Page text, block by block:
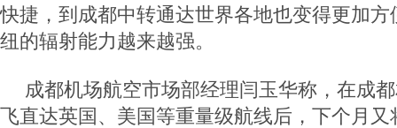
快捷，到成都中转通达世界各地也变得更加
纽的辐射能力越来越强。
成都机场航空市场部经理闫玉华称，在成
飞直达英国、美国等重量级航线后，下个月